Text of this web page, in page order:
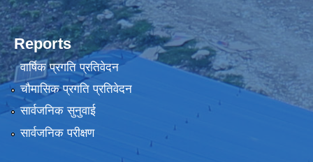
Reports
वार्षिक प्रगति प्रतिवेदन
चौमासिक प्रगति प्रतिवेदन
सार्वजनिक सुनुवाई
सार्वजनिक परीक्षण